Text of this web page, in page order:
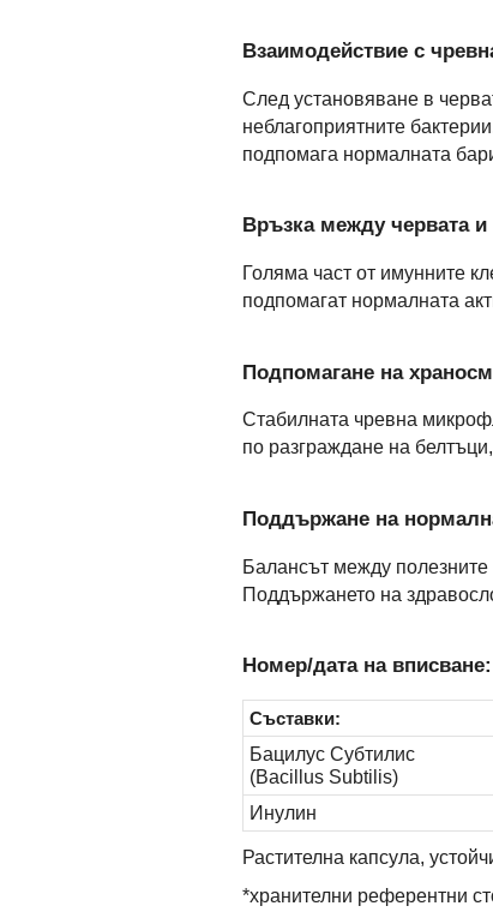
Взаимодействие с
След установяване в
неблагоприятните
подпомага нормалната
Връзка между червата и
Голяма част от имунните
подпомагат нормалната
Подпомагане на
Стабилната чревна
по разграждане на
Поддържане на
Балансът между
Поддържането на
Номер/дата на вписване:
Съставки:
Бацилус Субтилис
(Bacillus Subtilis)
Инулин
Растителна капсула,
*хранителни референтни